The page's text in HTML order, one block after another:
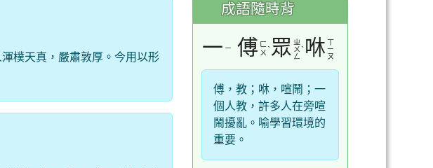
樸天真，嚴肅敦厚。今用以形
成語隨時背
一 ㄧ 傅 ㄈ
ㄨ ˋ 眾 ㄓ
ㄨ
ㄥ
ˋ 咻 ㄒ
ㄧ
ㄡ
傅，教；咻，喧鬧；一
個人教，許多人在旁喧
鬧擾亂。喻學習環境的
重要。